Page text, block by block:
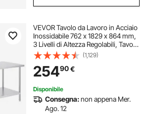
VEVOR Tavolo da Lavoro in Acciaio
Inossidabile 762 x 1829 x 864 mm,
3 Livelli di Altezza Regolabili, Tavolo
Resistente per Preparazione
Alimenti Ristoranti Cucina
Commerciale, Argento
(1,129)
25490€
Disponibile
Consegna:non appena Mer.
Ago. 12